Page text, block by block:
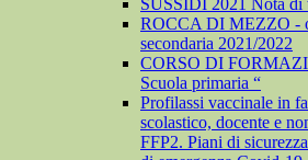
SUSSIDI 2021 Nota di
ROCCA DI MEZZO -
secondaria 2021/2022
CORSO DI
Scuola primaria “
Profilassi vaccinale in
scolastico, docente e
FFP2. Piani di